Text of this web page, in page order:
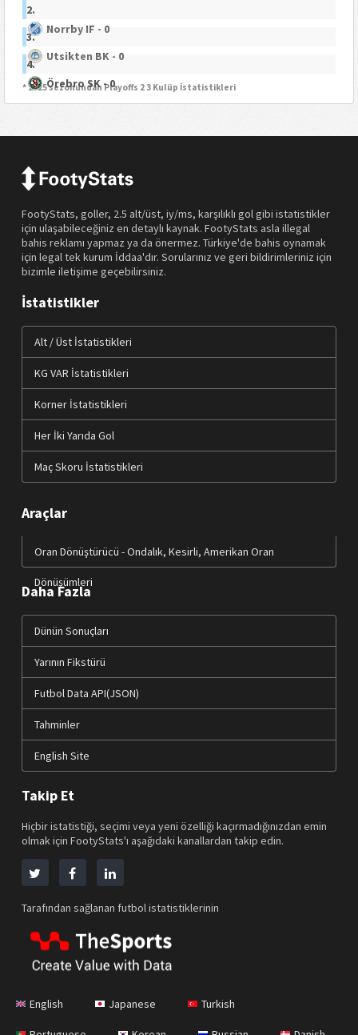
2.
Norrby IF - 0
3.
Utsikten BK - 0
4.
Örebro SK - 0
* 2025 sezonundan Playoffs 2 3 Kulüp İstatistikleri
FootyStats, goller, 2.5 alt/üst, iy/ms, karşılıklı gol gibi istatistikler
için ulaşabileceğiniz en detaylı kaynak. FootyStats asla illegal
bahis reklamı yapmaz ya da önermez. Türkiye'de bahis oynamak
için legal tek kurum İddaa'dır. Sorularınız ve geri bildirimleriniz için
bizimle iletişime geçebilirsiniz.
İstatistikler
Alt / Üst İstatistikleri
KG VAR İstatistikleri
Korner İstatistikleri
Her İki Yarıda Gol
Maç Skoru İstatistikleri
Araçlar
Oran Dönüştürücü - Ondalık, Kesirli, Amerikan Oran
Dönüşümleri
Daha Fazla
Dünün Sonuçları
Yarının Fikstürü
Futbol Data API(JSON)
Tahminler
English Site
Takip Et
Hiçbir istatistiği, seçimi veya yeni özelliği kaçırmadığınızdan emin
olmak için FootyStats'ı aşağıdaki kanallardan takip edin.
Tarafından sağlanan futbol istatistiklerinin
English Japanese Turkish